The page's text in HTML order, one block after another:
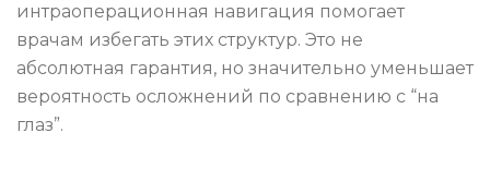
интраоперационная навигация помогает
врачам избегать этих структур. Это не
абсолютная гарантия, но значительно уменьшает
вероятность осложнений по сравнению с “на
глаз”.